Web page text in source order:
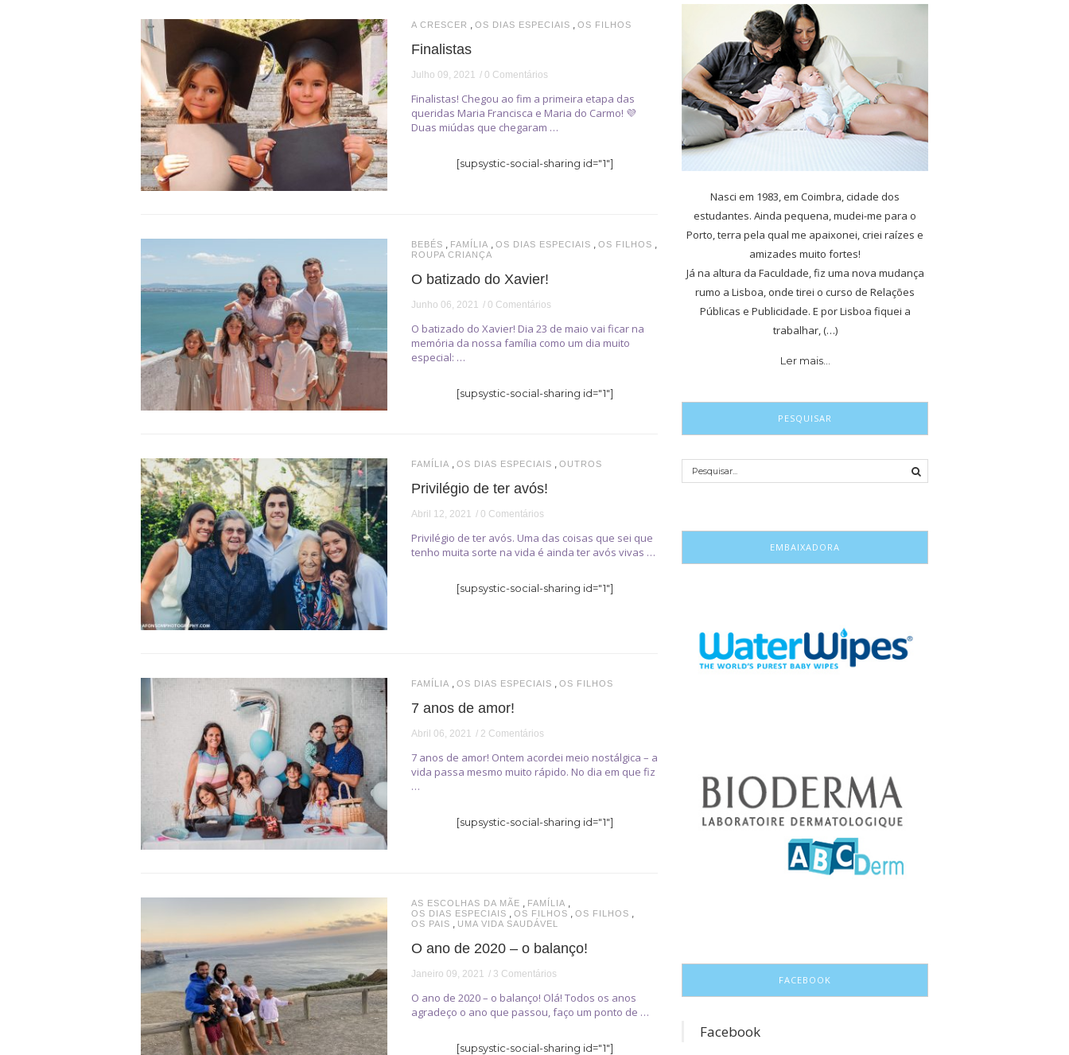
A CRESCER OS DIAS ESPECIAIS OS FILHOS
Finalistas
Julho 09, 2021 0 Comentários
Finalistas! Chegou ao fim a primeira etapa das
queridas Maria Francisca e Maria do Carmo! 💜
Duas miúdas que chegaram …
[supsystic-social-sharing id="1"]
BEBÉS FAMÍLIA OS DIAS ESPECIAIS OS FILHOS
ROUPA CRIANÇA
O batizado do Xavier!
Junho 06, 2021 0 Comentários
O batizado do Xavier! Dia 23 de maio vai ficar na
memória da nossa família como um dia muito
especial: …
[supsystic-social-sharing id="1"]
FAMÍLIA OS DIAS ESPECIAIS OUTROS
Privilégio de ter avós!
Abril 12, 2021 0 Comentários
Privilégio de ter avós. Uma das coisas que sei que
tenho muita sorte na vida é ainda ter avós vivas …
[supsystic-social-sharing id="1"]
FAMÍLIA OS DIAS ESPECIAIS OS FILHOS
7 anos de amor!
Abril 06, 2021 2 Comentários
7 anos de amor! Ontem acordei meio nostálgica – a
vida passa mesmo muito rápido. No dia em que fiz
…
[supsystic-social-sharing id="1"]
AS ESCOLHAS DA MÃE FAMÍLIA
OS DIAS ESPECIAIS OS FILHOS OS FILHOS
OS PAIS UMA VIDA SAUDÁVEL
O ano de 2020 – o balanço!
Janeiro 09, 2021 3 Comentários
O ano de 2020 – o balanço! Olá! Todos os anos
agradeço o ano que passou, faço um ponto de …
[supsystic-social-sharing id="1"]
Nasci em 1983, em Coimbra, cidade dos
estudantes. Ainda pequena, mudei-me para o
Porto, terra pela qual me apaixonei, criei raízes e
amizades muito fortes!
Já na altura da Faculdade, fiz uma nova mudança
rumo a Lisboa, onde tirei o curso de Relações
Públicas e Publicidade. E por Lisboa fiquei a
trabalhar, (…)
Ler mais…
PESQUISAR
EMBAIXADORA
FACEBOOK
Facebook